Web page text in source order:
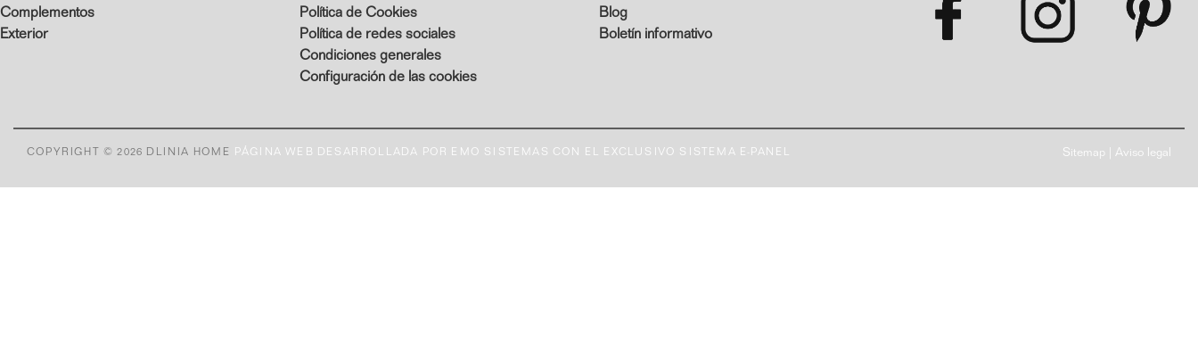
Complementos
Exterior
Política de Cookies
Política de redes sociales
Condiciones generales
Configuración de las cookies
Blog
Boletín informativo
COPYRIGHT © 2026 DLINIA HOME PÁGINA WEB DESARROLLADA POR EMO SISTEMAS CON EL EXCLUSIVO SISTEMA E-PANEL Sitemap Aviso legal